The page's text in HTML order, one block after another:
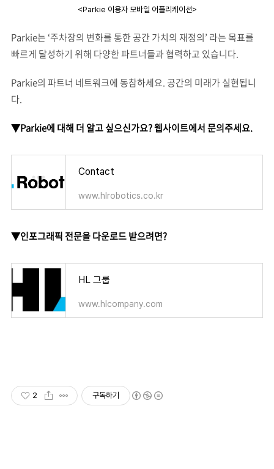
<Parkie 이용자 모바일 어플리케이션>
Parkie는 ‘주차장의 변화를 통한 공간 가치의 재정의’ 라는 목표를
빠르게 달성하기 위해 다양한 파트너들과 협력하고 있습니다.
Parkie의 파트너 네트워크에 동참하세요. 공간의 미래가 실현됩니
다.
▼Parkie에 대해 더 알고 싶으신가요? 웹사이트에서 문의주세요.
Contact
www.hlrobotics.co.kr
▼인포그래픽 전문을 다운로드 받으려면?
HL 그룹
www.hlcompany.com
2 구독하기